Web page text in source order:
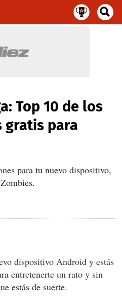
Top 10 de los
gratis para
para tu nuevo dispositivo,
dispositivo Android y estás
entretenerte un rato y sin
estás de suerte.